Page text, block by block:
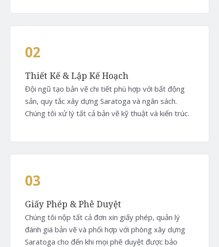
02
Thiết Kế & Lập Kế Hoạch
Đội ngũ tạo bản vẽ chi tiết phù hợp với bất động
sản, quy tắc xây dựng Saratoga và ngân sách.
Chúng tôi xử lý tất cả bản vẽ kỹ thuật và kiến trúc.
03
Giấy Phép & Phê Duyệt
Chúng tôi nộp tất cả đơn xin giấy phép, quản lý
đánh giá bản vẽ và phối hợp với phòng xây dựng
Saratoga cho đến khi mọi phê duyệt được bảo